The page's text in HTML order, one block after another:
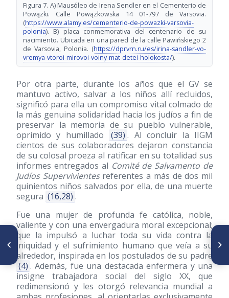
Figura 7. A) Mausóleo de Irena Sendler en el Cementerio de
Powązki. Calle Powązkowska 14 01-797 de Varsovia.
(https://www.alamy.es/cementerio-de-powazki-varsovia-
polonia). B) placa conmemorativa del centenario de su
nacimiento. Ubicada en una pared de la calle Pawińskiego 2
de Varsovia, Polonia. (https://dprvrn.ru/es/irina-sandler-vo-
vremya-vtoroi-mirovoi-voiny-mat-detei-holokosta/).
Por otra parte, durante los años que el GV se
mantuvo activo, salvar a los niños allí recluidos,
significó para ella un compromiso vital colmado de
la más genuina solidaridad hacia los judíos a fin de
preservar la memoria de su pueblo vulnerable,
oprimido y humillado
(39) . Al concluir la IIGM
cientos de sus colaboradores dejaron constancia
de su colosal proeza al ratificar en su totalidad sus
informes entregados al Comité de Salvamento de
Judíos Supervivientesreferentes a más de dos mil
quinientos niños salvados por ella, de una muerte
segura (16,28) .
Fue una mujer de profunda fe católica, noble,
valiente y con una envergadura moral excepcional;
que la impulsó a luchar toda su vida contra la
iniquidad y el sufrimiento humano que veía a su
alrededor, inspirada en los postulados de su padre
(4) . Además, fue una destacada enfermera y una
insigne trabajadora social del siglo XX, que
redimensionó y les otorgó relevancia mundial a
ARTÍCULO ANTERIOR
Magísteres y doctores en
Venezuela: nuevos títulos
nobiliarios en entredicho
SIGUIENTE ARTÍCULO
Dr. José Antonio Ravelo Celis:
paladín de la Mastología en
nuestro país